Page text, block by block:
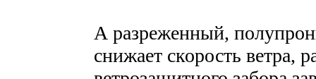
А разреженный,
снижает скорость ветра,